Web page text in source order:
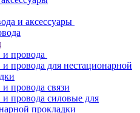
и аксессуары
и провода
провода для нестационарной
провода связи
и провода силовые для
прокладки